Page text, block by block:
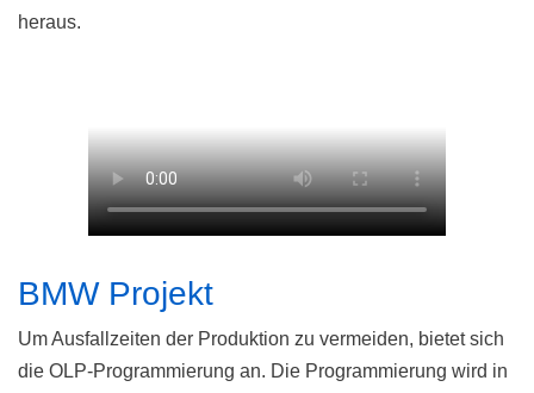
heraus.
BMW Projekt
Um Ausfallzeiten der Produktion zu vermeiden, bietet sich
die OLP-Programmierung an. Die Programmierung wird in